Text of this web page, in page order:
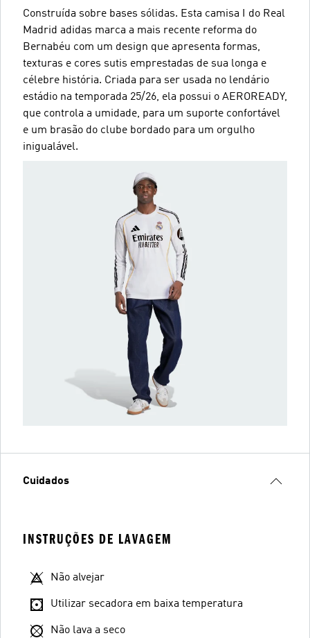
Construída sobre bases sólidas. Esta camisa I do Real
Madrid adidas marca a mais recente reforma do
Bernabéu com um design que apresenta formas,
texturas e cores sutis emprestadas de sua longa e
célebre história. Criada para ser usada no lendário
estádio na temporada 25/26, ela possui o AEROREADY,
que controla a umidade, para um suporte confortável
e um brasão do clube bordado para um orgulho
inigualável.
Cuidados
INSTRUÇÕES DE LAVAGEM
Não alvejar
Utilizar secadora em baixa temperatura
Não lava a seco